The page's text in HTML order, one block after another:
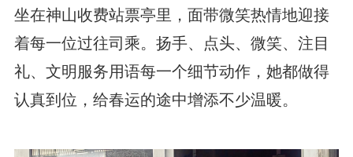
坐在神山收费站票亭里，面带微笑热情地迎接
着每一位过往司乘。扬手、点头、微笑、注目
礼、文明服务用语每一个细节动作，她都做得
认真到位，给春运的途中增添不少温暖。